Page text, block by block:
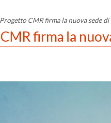
Progetto CMR firma la nuova sede di
firma la